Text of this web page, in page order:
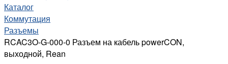
Каталог
Коммутация
Разъемы
RCAC3O-G-000-0 Разъем на кабель powerCON,
выходной, Rean